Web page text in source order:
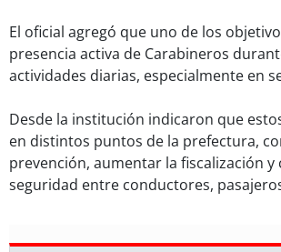
El oficial agregó que uno de los
presencia activa de Carabineros
actividades diarias, especialmente en
Desde la institución indicaron que
en distintos puntos de la prefectura,
prevención, aumentar la fiscalización
seguridad entre conductores,